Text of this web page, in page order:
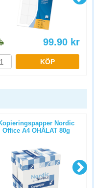
99.90 kr
KÖP
Nordic
Office A4 OHÅLAT 80g